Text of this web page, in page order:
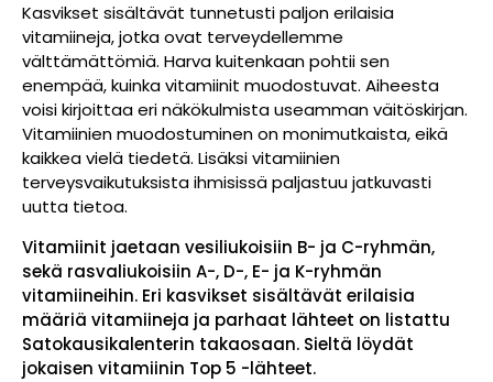
Kasvikset sisältävät tunnetusti paljon erilaisia
vitamiineja, jotka ovat terveydellemme
välttämättömiä. Harva kuitenkaan pohtii sen
enempää, kuinka vitamiinit muodostuvat. Aiheesta
voisi kirjoittaa eri näkökulmista useamman väitöskirjan.
Vitamiinien muodostuminen on monimutkaista, eikä
kaikkea vielä tiedetä. Lisäksi vitamiinien
terveysvaikutuksista ihmisissä paljastuu jatkuvasti
uutta tietoa.
Vitamiinit jaetaan vesiliukoisiin B- ja C-ryhmän,
sekä rasvaliukoisiin A-, D-, E- ja K-ryhmän
vitamiineihin. Eri kasvikset sisältävät erilaisia
määriä vitamiineja ja parhaat lähteet on listattu
Satokausikalenterin takaosaan. Sieltä löydät
jokaisen vitamiinin Top 5 -lähteet.